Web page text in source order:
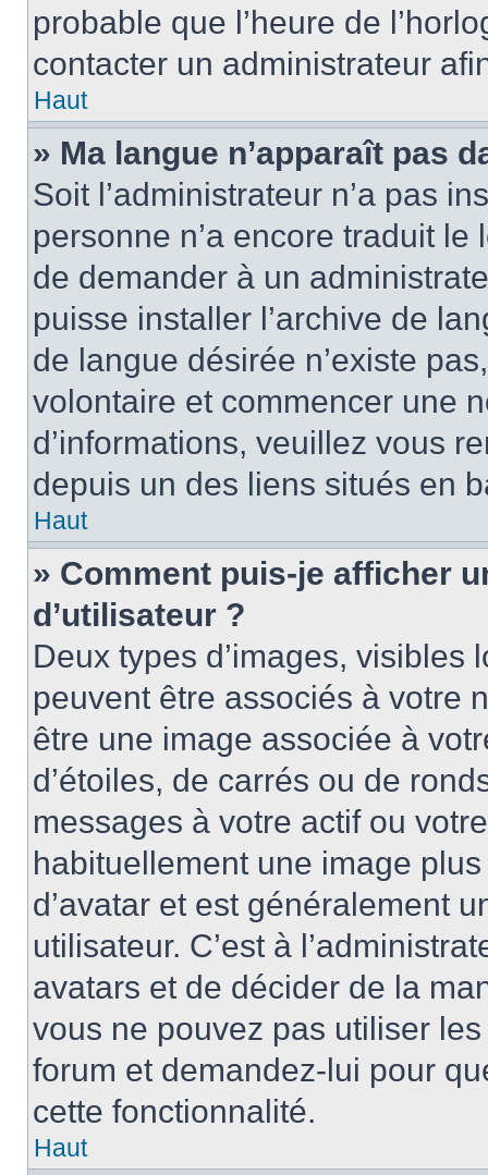
probable que l’heure de
contacter un administrateur
Haut
» Ma langue n’apparaît pas
Soit l’administrateur n’a pas
personne n’a encore traduit
de demander à un
puisse installer l’archive de
de langue désirée n’existe
volontaire et commencer une
d’informations, veuillez vous
depuis un des liens situés en
Haut
» Comment puis-je afficher
d’utilisateur ?
Deux types d’images,
peuvent être associés à votre
être une image associée à
d’étoiles, de carrés ou de
messages à votre actif ou
habituellement une image
d’avatar et est généralement
utilisateur. C’est à
avatars et de décider de la
vous ne pouvez pas utiliser
forum et demandez-lui pour
cette fonctionnalité.
Haut